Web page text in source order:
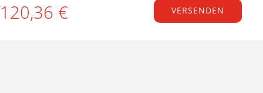
120,36 € VERSENDEN